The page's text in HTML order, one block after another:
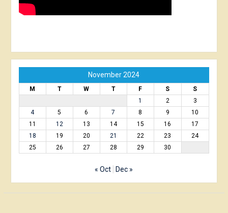
November 2024
M T W T F S
S
1
2
3
4
5 6 7 8 9
10
11
12 13 14 15 16
17
18
19 20 21 22 23
24
25
26 27 28 29 30
« Oct Dec »